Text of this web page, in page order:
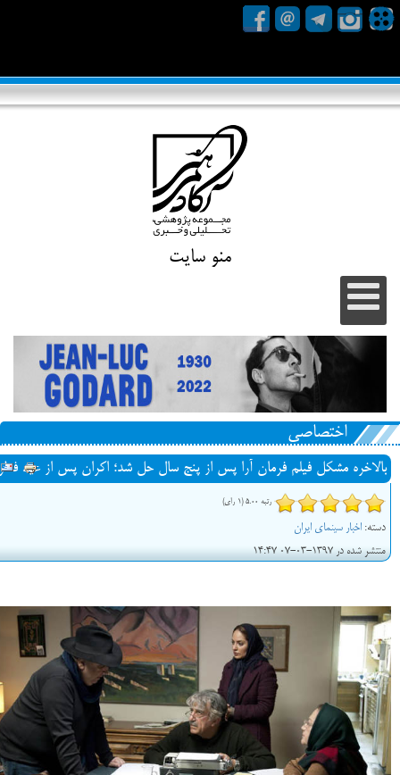
منو سایت
اختصاصی
بالاخره مشکل فیلم فرمان آرا پس از پنج سال حل شد؛ اکران پس از عید
رتبه 5.00 (1 رای)
دسته: اخبار سینمای ایران
منتشر شده در 1397-03-07 14:47